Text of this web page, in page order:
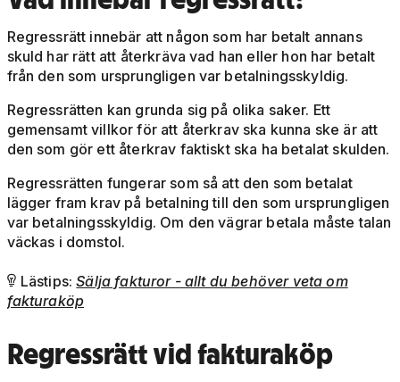
Regressrätt innebär att någon som har betalt annans
skuld har rätt att återkräva vad han eller hon har betalt
från den som ursprungligen var betalningsskyldig.
Regressrätten kan grunda sig på olika saker. Ett
gemensamt villkor för att återkrav ska kunna ske är att
den som gör ett återkrav faktiskt ska ha betalat skulden.
Regressrätten fungerar som så att den som betalat
lägger fram krav på betalning till den som ursprungligen
var betalningsskyldig. Om den vägrar betala måste talan
väckas i domstol.
 Lästips:Sälja fakturor - allt du behöver veta om
fakturaköp
Regressrättvid fakturaköp